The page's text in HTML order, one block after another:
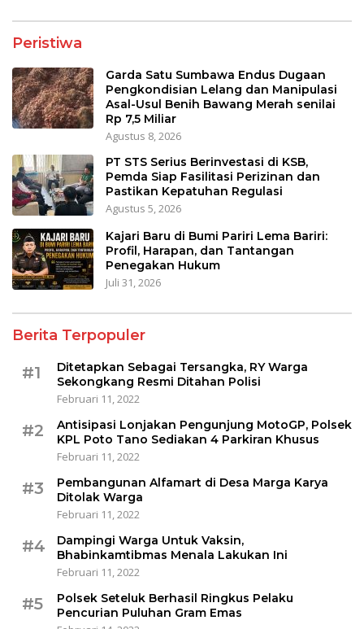
Peristiwa
Garda Satu Sumbawa Endus Dugaan
Pengkondisian Lelang dan Manipulasi
Asal-Usul Benih Bawang Merah senilai
Rp 7,5 Miliar
Agustus 8, 2026
PT STS Serius Berinvestasi di KSB,
Pemda Siap Fasilitasi Perizinan dan
Pastikan Kepatuhan Regulasi
Agustus 5, 2026
Kajari Baru di Bumi Pariri Lema Bariri:
Profil, Harapan, dan Tantangan
Penegakan Hukum
Juli 31, 2026
Berita Terpopuler
#1
Ditetapkan Sebagai Tersangka, RY Warga
Sekongkang Resmi Ditahan Polisi
Februari 11, 2022
#2
Antisipasi Lonjakan Pengunjung MotoGP, Polsek
KPL Poto Tano Sediakan 4 Parkiran Khusus
Februari 11, 2022
#3
Pembangunan Alfamart di Desa Marga Karya
Ditolak Warga
Februari 11, 2022
#4
Dampingi Warga Untuk Vaksin,
Bhabinkamtibmas Menala Lakukan Ini
Februari 11, 2022
#5
Polsek Seteluk Berhasil Ringkus Pelaku
Pencurian Puluhan Gram Emas